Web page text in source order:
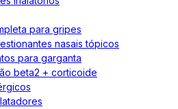
para gripes
nasais tópicos
para garganta
beta2 + corticoide